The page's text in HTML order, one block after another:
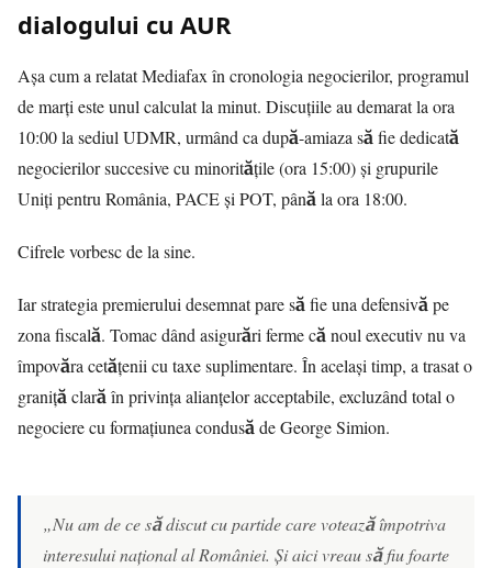
dialogului cu AUR
Așa cum a relatatMediafax în cronologia negocierilor, programul
de marți este unul calculat la minut. Discuțiile au demarat la ora
10:00 la sediul UDMR, urmând ca după-amiaza să fie dedicată
negocierilor succesive cu minoritățile (ora 15:00) și grupurile
Uniți pentru România, PACE și POT, până la ora 18:00.
Cifrele vorbesc de la sine.
Iar strategia premierului desemnat pare să fie una defensivă pe
zona fiscală. Tomac dând asigurări ferme că noul executiv nu va
împovăra cetățenii cu taxe suplimentare. În același timp, a trasat o
graniță clară în privința alianțelor acceptabile, excluzând total o
negociere cu formațiunea condusă de George Simion.
„Nu am de ce să discut cu partide care votează împotriva
interesului național al României. Și aici vreau să fiu foarte